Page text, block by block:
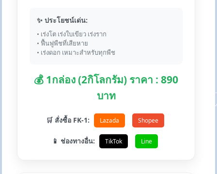
✨ ประโยชน์เด่น:
• เร่งโต เร่งใบเขียว เร่งราก
• ฟื้นฟูพืชที่เสียหาย
• เร่งดอก เหมาะสำหรับทุกพืช
💰 1กล่อง (2กิโลกรัม) ราคา : 890
บาท
🛒 สั่งซื้อ FK-1: Lazada Shopee
📱 ช่องทางอื่น: TikTok Line